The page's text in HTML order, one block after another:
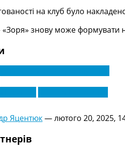
коментарі
на клуб було
знову може формувати
Яцентюк—лютого 20, 2025,